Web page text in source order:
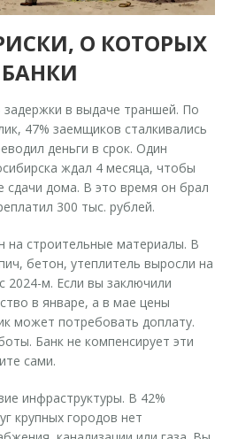
О КОТОРЫХ
задержки в выдаче траншей. По
47% заемщиков сталкивались
деньги в срок. Один
ждал 4 месяца, чтобы
сдачи дома. В это время он брал
300 тыс. рублей.
на строительные материалы. В
бетон, утеплитель выросли на
2024-м. Если вы заключили
в январе, а в мае цены
может потребовать доплату.
Банк не компенсирует эти
сами.
инфраструктуры. В 42%
крупных городов нет